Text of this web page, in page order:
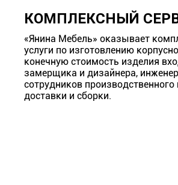
КОМПЛЕКСНЫЙ
«Янина Мебель» оказывает
услуги по изготовлению
конечную стоимость изделия
замерщика и дизайнера,
сотрудников
доставки и сборки.